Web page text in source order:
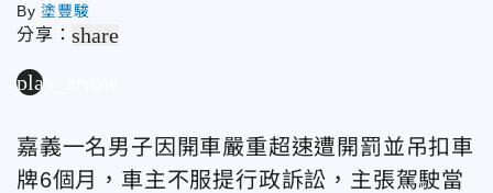
By塗豐駿
分享：share
play_arrow
嘉義一名男子因開車嚴重超速遭開罰並吊扣車
牌6個月，車主不服提行政訴訟，主張駕駛當